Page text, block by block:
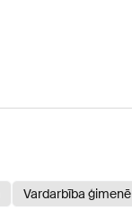
Vardarbība ģimenē